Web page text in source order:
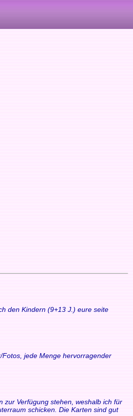
den Kindern (9+13 J.) eure seite
jede Menge hervorragender
zur Verfügung stehen, weshalb ich für
schicken. Die Karten sind gut